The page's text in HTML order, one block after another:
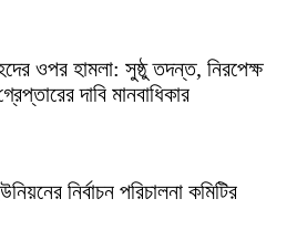
ওপর হামলা: সুষ্ঠু তদন্ত, নিরপেক্ষ
দাবি মানবাধিকার
নির্বাচন পরিচালনা কমিটির